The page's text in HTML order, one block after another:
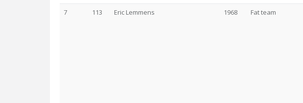
7 113 Eric Lemmens 1968 Fat team